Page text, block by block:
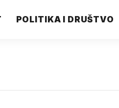
POLITIKA I DRUŠTVO